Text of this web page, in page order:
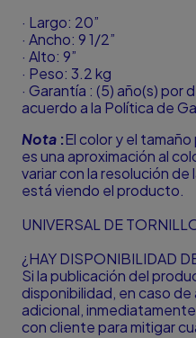
· Largo: 20”
· Ancho: 9 1/2”
· Alto: 9”
· Peso: 3.2 kg
· Garantía : (5) año(s)
acuerdo a la Política de
Nota :El color y el
es una aproximación al
variar con la resolución
está viendo el producto.
UNIVERSAL DE
¿HAY DISPONIBILIDAD
Si la publicación del
disponibilidad, en caso
adicional,
con cliente para mitigar